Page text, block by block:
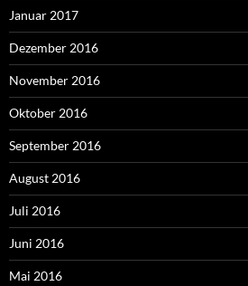
Januar 2017
Dezember 2016
November 2016
Oktober 2016
September 2016
August 2016
Juli 2016
Juni 2016
Mai 2016